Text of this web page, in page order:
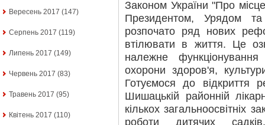
Вересень 2017 (147)
Серпень 2017 (119)
Липень 2017 (149)
Червень 2017 (83)
Травень 2017 (95)
Квітень 2017 (110)
Законом України "Про
Президентом, Урядом
розпочато ряд нових
втілювати в життя. Це
належне
охорони здоров'я,
Готуємося до відкриття
Шишацькій районній
кількох загальноосвітніх
роботи дитячих